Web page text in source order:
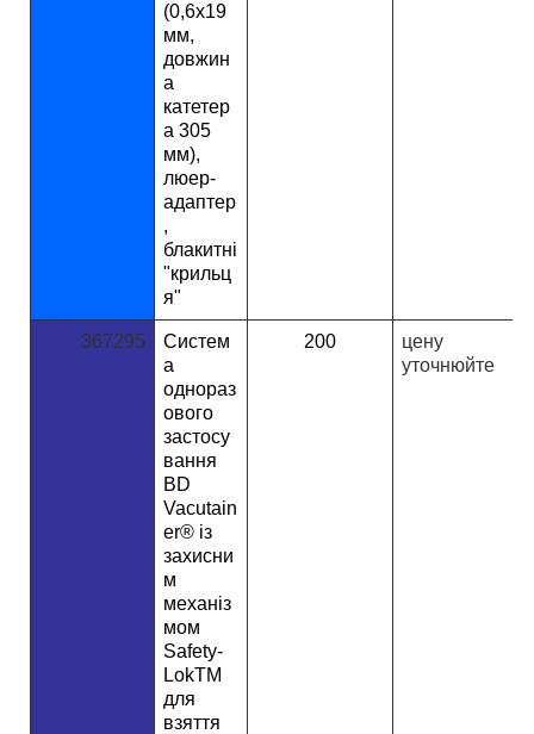
(0,6х19
мм,
довжин
а
катетер
а 305
мм),
люер-
адаптер
,
блакитні
"крильц
я"
367295
Систем
а
однораз
ового
застосу
вання
BD
Vacutain
er® із
захисни
м
механіз
мом
Safety-
LokTM
для
взяття
200 цену
уточнюйте